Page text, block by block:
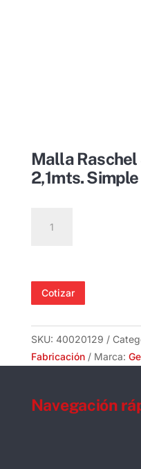
Malla Raschel
2,1mts.
Raschel
100
X
Simple
Negro
Cotizar
SKU: 40020129
Fabricación
Marca:
Navegación